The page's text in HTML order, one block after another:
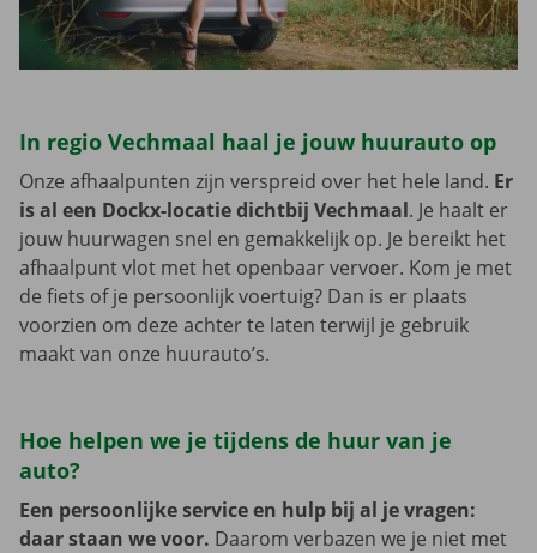
In regio Vechmaal haal je jouw huurauto op
Onze afhaalpunten zijn verspreid over het hele land. Er
is al een Dockx-locatie dichtbij Vechmaal. Je haalt er
jouw huurwagen snel en gemakkelijk op. Je bereikt het
afhaalpunt vlot met het openbaar vervoer. Kom je met
de fiets of je persoonlijk voertuig? Dan is er plaats
voorzien om deze achter te laten terwijl je gebruik
maakt van onze huurauto’s.
Hoe helpen we je tijdens de huur van je
auto?
Een persoonlijke service en hulp bij al je vragen:
daar staan we voor. Daarom verbazen we je niet met